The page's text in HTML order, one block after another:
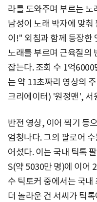
라를 도와주며 부르는
남성이 노래 박자에 맞춰
이!" 외침과 함께 등장한
노래를 부르며 근육질의
잡는다. 조회 수 1억
는 약 11초짜리 영상의
크리에이터) '원정맨', 서
반전 영상, 이어 찍기 등
엄청나다. 그의 팔로어
어섰다. 이는 국내 틱톡
S(약 5030만 명)에 이어
수 틱토커 중에서는 국
더 놀라운 건 서씨가 틱